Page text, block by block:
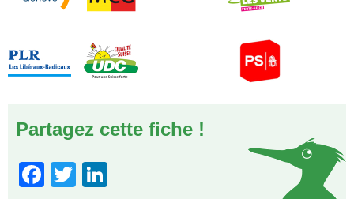
Partagez cette fiche !
Facebook
Twitter